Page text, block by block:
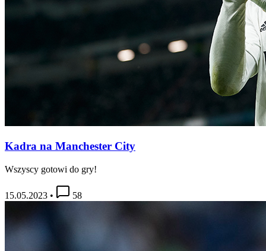
Kadra na Manchester City
Wszyscy gotowi do gry!
15.05.2023 • 58